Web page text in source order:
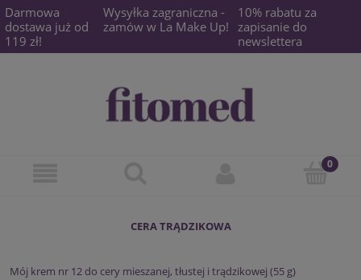
Darmowa
dostawa już od
119 zł!
Wysyłka zagraniczna -
zamów w La Make Up!
10% rabatu za
zapisanie do
newslettera
CERA TRĄDZIKOWA
Mój krem nr 12 do cery mieszanej, tłustej i trądzikowej (55 g)